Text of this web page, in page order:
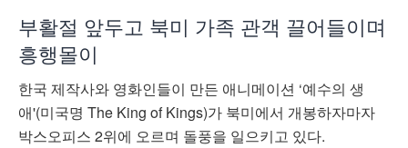
부활절 앞두고 북미 가족 관객 끌어들이며
흥행몰이
한국 제작사와 영화인들이 만든 애니메이션 ‘예수의 생
애'(미국명 The King of Kings)가 북미에서 개봉하자마자
박스오피스 2위에 오르며 돌풍을 일으키고 있다.